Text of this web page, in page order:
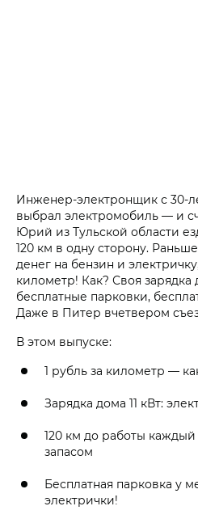
Инженер-электронщик с 30-
выбрал электромобиль — и
Юрий из Тульской области
120 км в одну сторону.
денег на бензин и
километр! Как? Своя зарядка
бесплатные парковки,
Даже в Питер вчетвером
В этом выпуске:
1 рубль за километр —
Зарядка дома 11 кВт:
120 км до работы каждый
запасом
Бесплатная парковка у
электрички!